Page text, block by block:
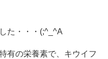
た・・・(;^_^A
有の栄養素で、キウイフ